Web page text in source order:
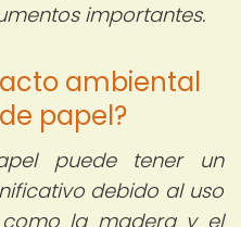
importantes.
ambiental
papel?
puede tener un
debido al uso
la madera y el